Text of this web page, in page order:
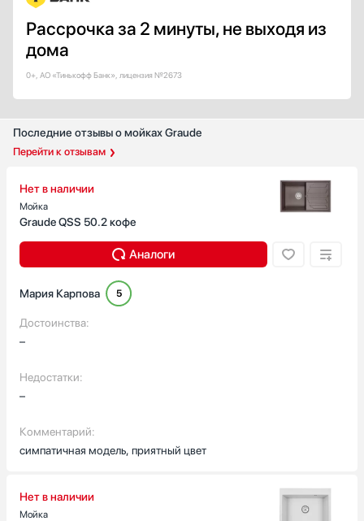
Рассрочка за 2 минуты, не выходя из
дома
0+, АО «Тинькофф Банк», лицензия №2673
Последние отзывы о мойках Graude
Перейти к отзывам
Нет в наличии
Мойка
Graude QSS 50.2 кофе
Аналоги
Мария Карпова 5
Достоинства:
–
Недостатки:
–
Комментарий:
симпатичная модель, приятный цвет
Нет в наличии
Мойка